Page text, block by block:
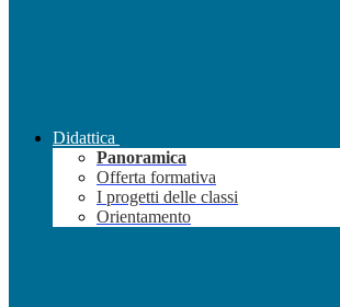
Didattica
Panoramica
Offerta formativa
I progetti delle classi
Orientamento